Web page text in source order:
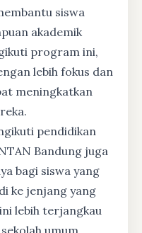
siswa
akademik
program ini,
lebih fokus dan
meningkatkan
pendidikan
Bandung juga
bagi siswa yang
ke jenjang yang
lebih terjangkau
umum,